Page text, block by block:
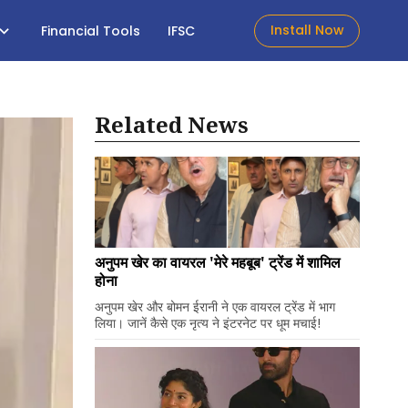
Financial Tools IFSC Install Now
Related News
अनुपम खेर का वायरल 'मेरे महबूब' ट्रेंड में शामिल
होना
अनुपम खेर और बोमन ईरानी ने एक वायरल ट्रेंड में भाग
लिया। जानें कैसे एक नृत्य ने इंटरनेट पर धूम मचाई!